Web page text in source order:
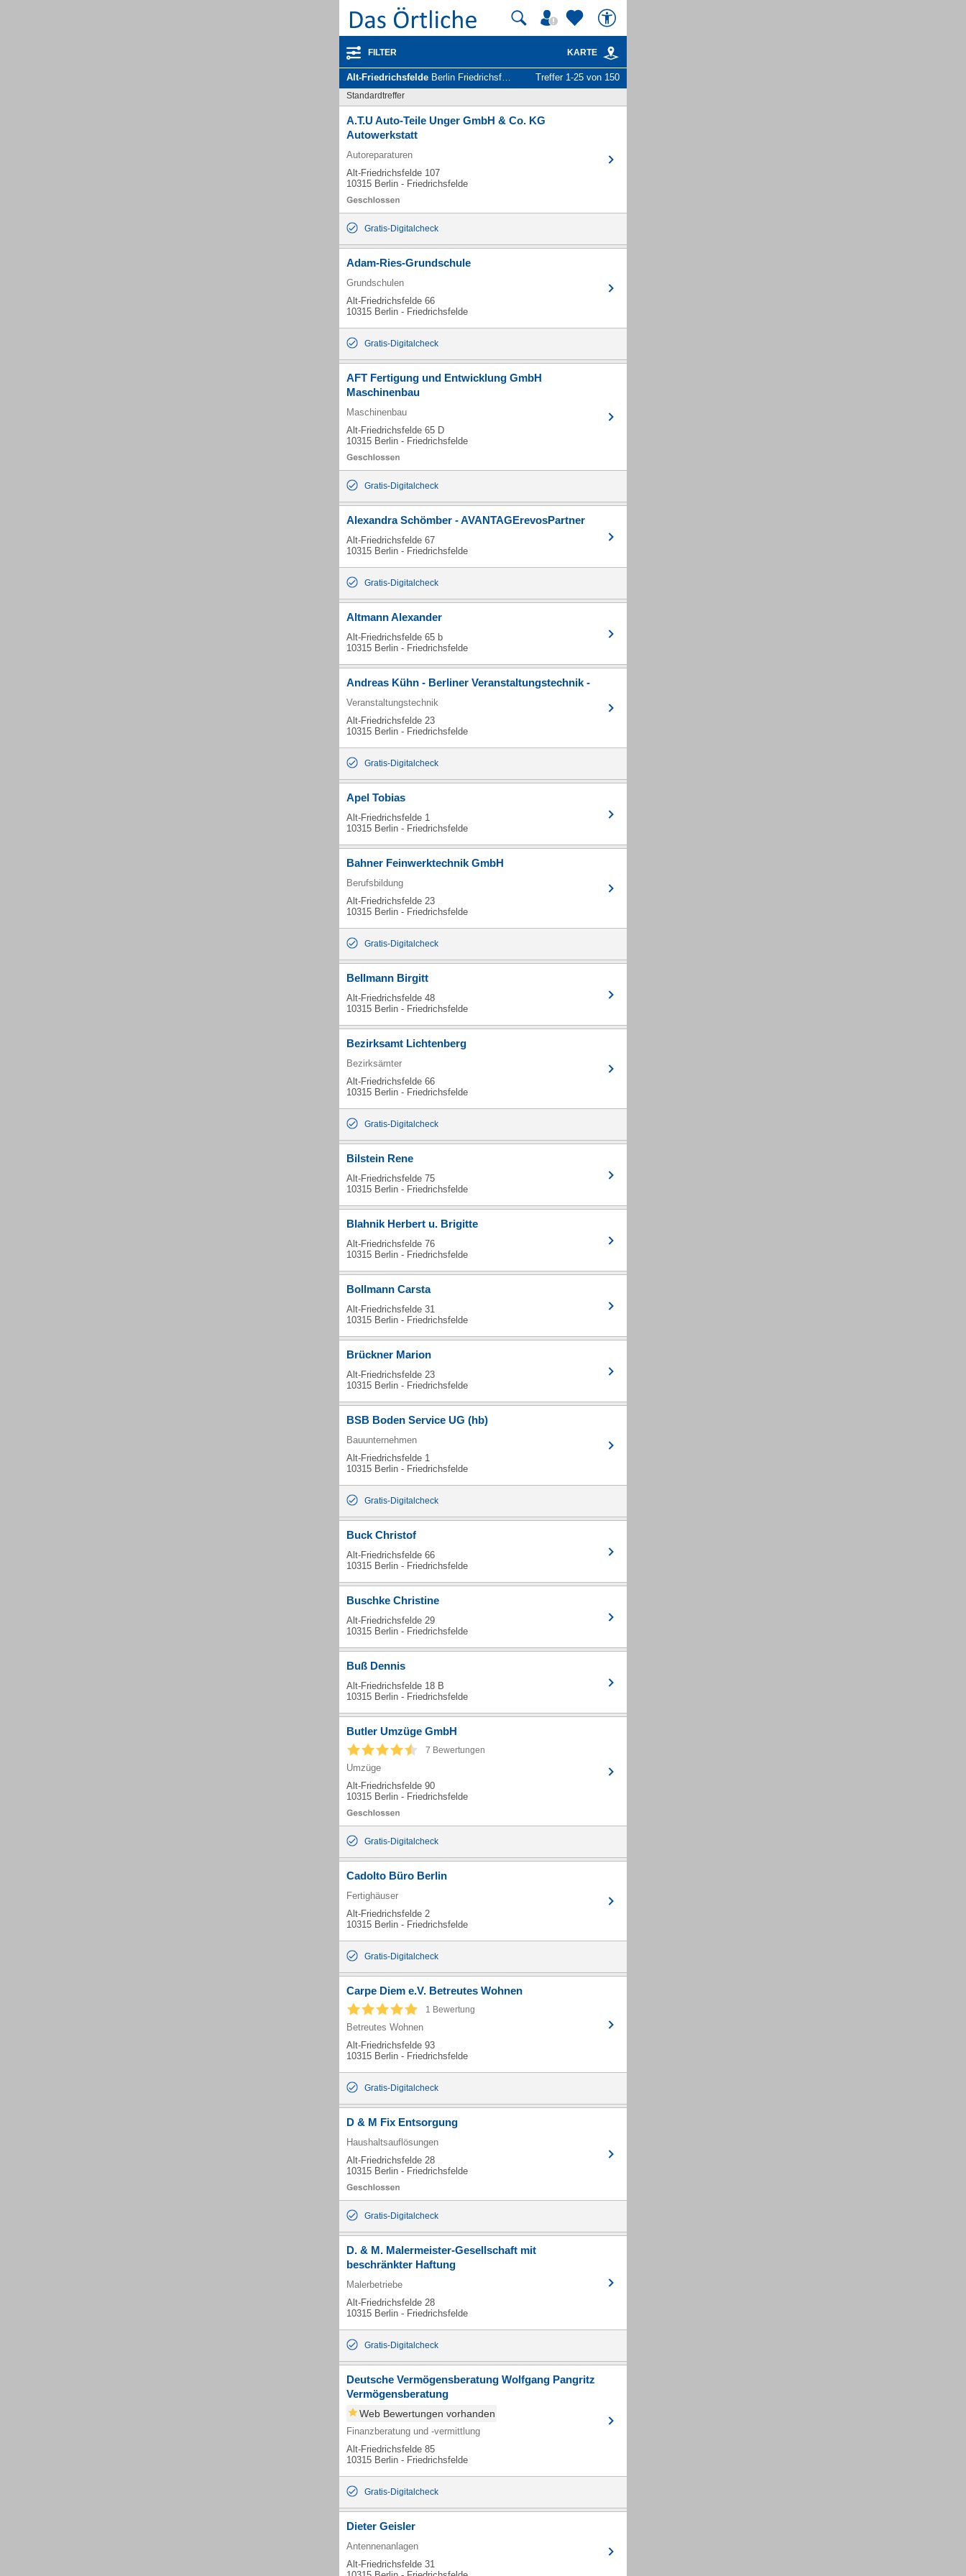
FILTER KARTE
Alt-Friedrichsfelde Berlin Friedrichsfelde - Unternehmen und Personen Treffer 1-25 von 150
Standardtreffer
A.T.U Auto-Teile Unger GmbH & Co. KG
Autowerkstatt
Autoreparaturen
Alt-Friedrichsfelde 107
10315 Berlin - Friedrichsfelde
Gratis-Digitalcheck
Adam-Ries-Grundschule
Grundschulen
Alt-Friedrichsfelde 66
10315 Berlin - Friedrichsfelde
Gratis-Digitalcheck
AFT Fertigung und Entwicklung GmbH
Maschinenbau
Maschinenbau
Alt-Friedrichsfelde 65 D
10315 Berlin - Friedrichsfelde
Gratis-Digitalcheck
Alexandra Schömber - AVANTAGErevosPartner
Alt-Friedrichsfelde 67
10315 Berlin - Friedrichsfelde
Gratis-Digitalcheck
Altmann Alexander
Alt-Friedrichsfelde 65 b
10315 Berlin - Friedrichsfelde
Andreas Kühn - Berliner Veranstaltungstechnik -
Veranstaltungstechnik
Alt-Friedrichsfelde 23
10315 Berlin - Friedrichsfelde
Gratis-Digitalcheck
Apel Tobias
Alt-Friedrichsfelde 1
10315 Berlin - Friedrichsfelde
Bahner Feinwerktechnik GmbH
Berufsbildung
Alt-Friedrichsfelde 23
10315 Berlin - Friedrichsfelde
Gratis-Digitalcheck
Bellmann Birgitt
Alt-Friedrichsfelde 48
10315 Berlin - Friedrichsfelde
Bezirksamt Lichtenberg
Bezirksämter
Alt-Friedrichsfelde 66
10315 Berlin - Friedrichsfelde
Gratis-Digitalcheck
Bilstein Rene
Alt-Friedrichsfelde 75
10315 Berlin - Friedrichsfelde
Blahnik Herbert u. Brigitte
Alt-Friedrichsfelde 76
10315 Berlin - Friedrichsfelde
Bollmann Carsta
Alt-Friedrichsfelde 31
10315 Berlin - Friedrichsfelde
Brückner Marion
Alt-Friedrichsfelde 23
10315 Berlin - Friedrichsfelde
BSB Boden Service UG (hb)
Bauunternehmen
Alt-Friedrichsfelde 1
10315 Berlin - Friedrichsfelde
Gratis-Digitalcheck
Buck Christof
Alt-Friedrichsfelde 66
10315 Berlin - Friedrichsfelde
Buschke Christine
Alt-Friedrichsfelde 29
10315 Berlin - Friedrichsfelde
Buß Dennis
Alt-Friedrichsfelde 18 B
10315 Berlin - Friedrichsfelde
Butler Umzüge GmbH
7 Bewertungen
Umzüge
Alt-Friedrichsfelde 90
10315 Berlin - Friedrichsfelde
Gratis-Digitalcheck
Cadolto Büro Berlin
Fertighäuser
Alt-Friedrichsfelde 2
10315 Berlin - Friedrichsfelde
Gratis-Digitalcheck
Carpe Diem e.V. Betreutes Wohnen
1 Bewertung
Betreutes Wohnen
Alt-Friedrichsfelde 93
10315 Berlin - Friedrichsfelde
Gratis-Digitalcheck
D & M Fix Entsorgung
Haushaltsauflösungen
Alt-Friedrichsfelde 28
10315 Berlin - Friedrichsfelde
Gratis-Digitalcheck
D. & M. Malermeister-Gesellschaft mit
beschränkter Haftung
Malerbetriebe
Alt-Friedrichsfelde 28
10315 Berlin - Friedrichsfelde
Gratis-Digitalcheck
Deutsche Vermögensberatung Wolfgang Pangritz
Vermögensberatung
Web Bewertungen vorhanden
Finanzberatung und -vermittlung
Alt-Friedrichsfelde 85
10315 Berlin - Friedrichsfelde
Gratis-Digitalcheck
Dieter Geisler
Antennenanlagen
Alt-Friedrichsfelde 31